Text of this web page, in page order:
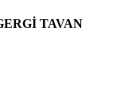
TAVAN